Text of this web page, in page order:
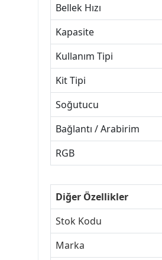
Bellek Hızı
Kapasite
Kullanım Tipi
Kit Tipi
Soğutucu
Bağlantı / Arabirim
RGB
Diğer Özellikler
Stok Kodu
Marka